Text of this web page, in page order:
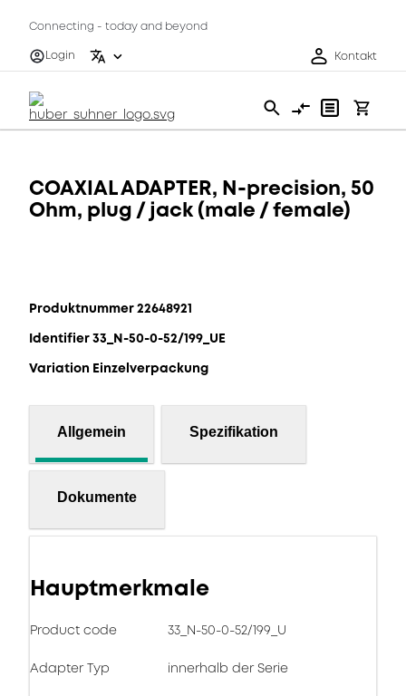
Connecting - today and beyond
Login
Kontakt
COAXIAL ADAPTER, N-precision, 50
Ohm, plug / jack (male / female)
Produktnummer 22648921
Identifier 33_N-50-0-52/199_UE
Variation Einzelverpackung
Allgemein Spezifikation
Dokumente
Hauptmerkmale
Product code 33_N-50-0-52/199_U
Adapter Typ innerhalb der Serie